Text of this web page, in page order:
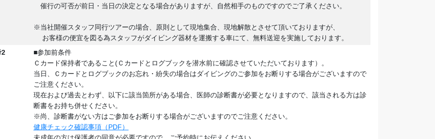
催行の可否が前日・当日の決定となる場合がありますが、自然相手のものですのでご了承ください。
※当社開催スタッフ同行ツアーの場合、原則として現地集合、現地解散とさせて頂いておりますが、
お客様の便宜を図る為スタッフがダイビング器材を運搬する車にて、無料送迎を実施しております。
2
■参加前条件
Ｃカード保持者であること(Ｃカードとログブックを潜水前に確認させていただいております）。
当日、Ｃカードとログブックのお忘れ・紛失の場合はダイビングのご参加をお断りする場合がございますので
ご注意ください。
現在および過去とわず、以下に該当箇所がある場合、医師の診断書が必要となりますので、該当される方は診
断書をお持ち併せください。
※尚、診断書がない方はご参加をお断りする場合がございますのでご注意ください。
健康チェック確認事項（PDF）